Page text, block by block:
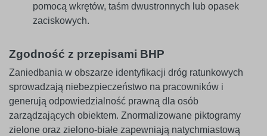
pomocą wkrętów, taśm dwustronnych lub opasek
zaciskowych.
Zgodność z przepisami BHP
Zaniedbania w obszarze identyfikacji dróg ratunkowych
sprowadzają niebezpieczeństwo na pracowników i
generują odpowiedzialność prawną dla osób
zarządzających obiektem. Znormalizowane piktogramy
zielone oraz zielono-białe zapewniają natychmiastową